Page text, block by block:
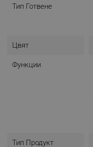
Тип Готвене
Цвят
Функции
Тип Продукт